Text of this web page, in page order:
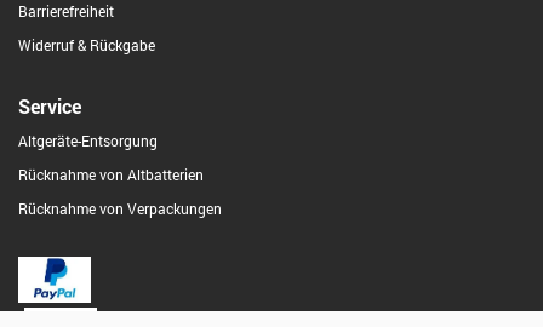
Barrierefreiheit
Widerruf & Rückgabe
Service
Altgeräte-Entsorgung
Rücknahme von Altbatterien
Rücknahme von Verpackungen